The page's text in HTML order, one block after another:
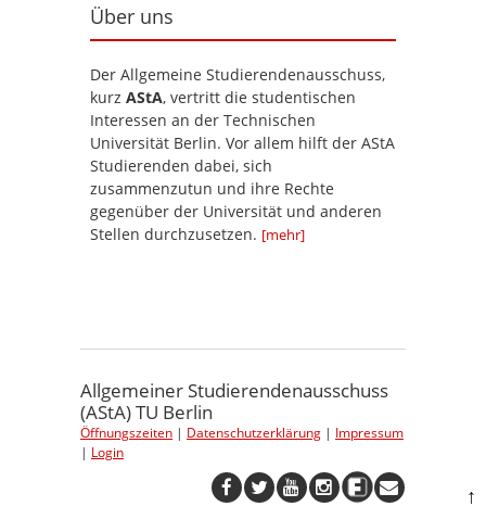
Über uns
Der Allgemeine Studierendenausschuss,
kurz AStA, vertritt die studentischen
Interessen an der Technischen
Universität Berlin. Vor allem hilft der AStA
Studierenden dabei, sich
zusammenzutun und ihre Rechte
gegenüber der Universität und anderen
Stellen durchzusetzen. [mehr]
Allgemeiner Studierendenausschuss
(AStA) TU Berlin
Öffnungszeiten| Datenschutzerklärung| Impressum
| Login
↑